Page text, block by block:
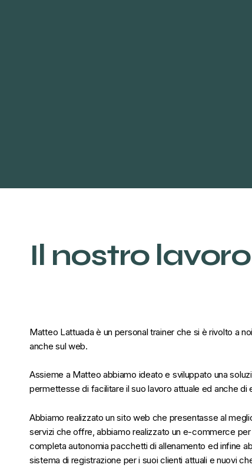
Il nostro lavoro
Matteo Lattuada è un personal trainer che si è rivolto a
anche sul web.
Assieme a Matteo abbiamo ideato e sviluppato una
permettesse di facilitare il suo lavoro attuale ed anche di
Abbiamo realizzato un sito web che presentasse al
servizi che offre, abbiamo realizzato un e-commerce
completa autonomia pacchetti di allenamento ed infine
sistema di registrazione per i suoi clienti attuali e nuovi